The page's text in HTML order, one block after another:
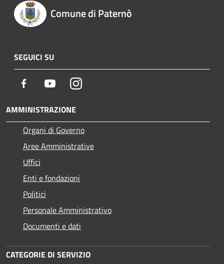
Comune di Paternò
SEGUICI SU
Facebook YoutubeInstagram
AMMINISTRAZIONE
Organi di Governo
Aree Amministrative
Uffici
Enti e fondazioni
Politici
Personale Amministrativo
Documenti e dati
CATEGORIE DI SERVIZIO